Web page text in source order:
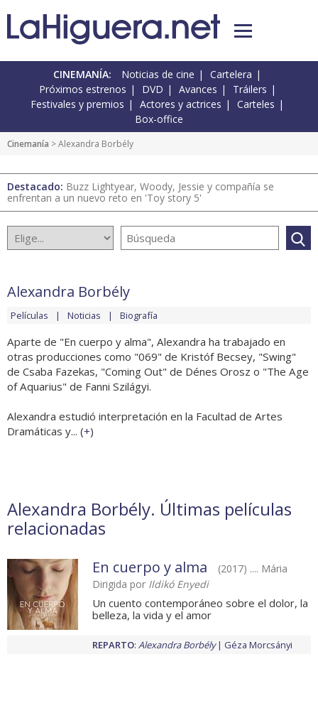
CINEMANÍA: Noticias de cine
Cartelera
Próximos estrenos
DVD Avances
Tráilers
Festivales y premios
Actores y actrices
Carteles
Box-office
Cinemanía > Alexandra Borbély
Destacado: Buzz Lightyear, Woody, Jessie y compañía se
enfrentan a un nuevo reto en 'Toy story 5'
Alexandra Borbély
Películas Noticias Biografía
Aparte de "En cuerpo y alma", Alexandra ha trabajado en
otras producciones como "069" de Kristóf Becsey, "Swing"
de Csaba Fazekas, "Coming Out" de Dénes Orosz o "The Age
of Aquarius" de Fanni Szilágyi.
Alexandra estudió interpretación en la Facultad de Artes
Dramáticas y... (+)
Alexandra Borbély. Últimas películas
relacionadas
En cuerpo y alma
(2017) .... Mária
Dirigida por Ildikó Enyedi
Un cuento contemporáneo sobre el dolor, la
belleza, la vida y el amor
REPARTO: Alexandra Borbély Géza Morcsányi